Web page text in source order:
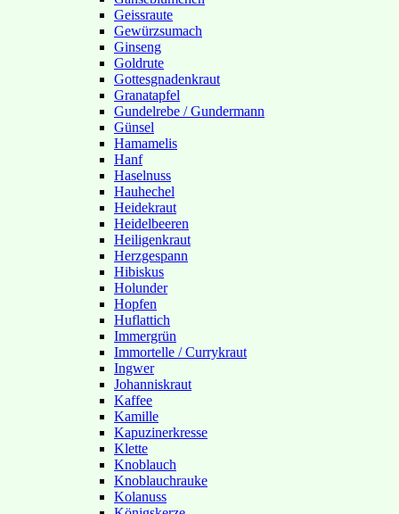
Geissraute
Gewürzsumach
Ginseng
Goldrute
Gottesgnadenkraut
Granatapfel
Gundelrebe / Gundermann
Günsel
Hamamelis
Hanf
Haselnuss
Hauhechel
Heidekraut
Heidelbeeren
Heiligenkraut
Herzgespann
Hibiskus
Holunder
Hopfen
Huflattich
Immergrün
Immortelle / Currykraut
Ingwer
Johanniskraut
Kaffee
Kamille
Kapuzinerkresse
Klette
Knoblauch
Knoblauchrauke
Kolanuss